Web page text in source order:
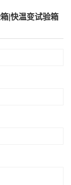
|快温变试验箱